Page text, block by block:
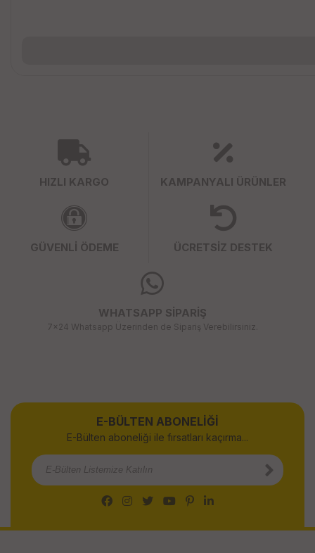
HIZLI KARGO KAMPANYALI ÜRÜNLER
GÜVENLİ ÖDEME ÜCRETSİZ DESTEK
WHATSAPP SİPARİŞ
7x24 Whatsapp Üzerinden de Sipariş Verebilirsiniz.
E-BÜLTEN ABONELİĞİ
E-Bülten aboneliği ile fırsatları kaçırma...